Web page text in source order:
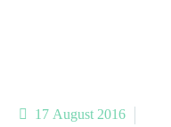
17 August 2016